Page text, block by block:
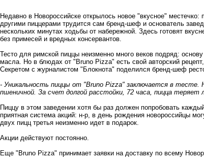
Недавно в Новороссийске открылось новое "вкусное"
другими пиццерами трудится сам бренд-шеф и основатель
нескольких минутах ходьбы от набережной. Здесь готовят
без примесей и вредных консервантов.
Тесто для римской пиццы неизменно много веков подряд:
масла. Но в блюдах от "Bruno Pizza" есть свой авторский
Секретом с журналистом "Блокнота" поделился бренд-шеф
- Уникальность пиццы от "Bruno Pizza" заключается в
пшеничной. За счет долгой расстойки, 72 часа, пицца теряет
Пиццу в этом заведении хотя бы раз должен попробовать
приятная система акций: н-р, в день рождения новороссийцы
двух пицц третья неизменно идет в подарок.
Акции действуют постоянно.
Еще "Bruno Pizza" принимает заявки на доставку по всему